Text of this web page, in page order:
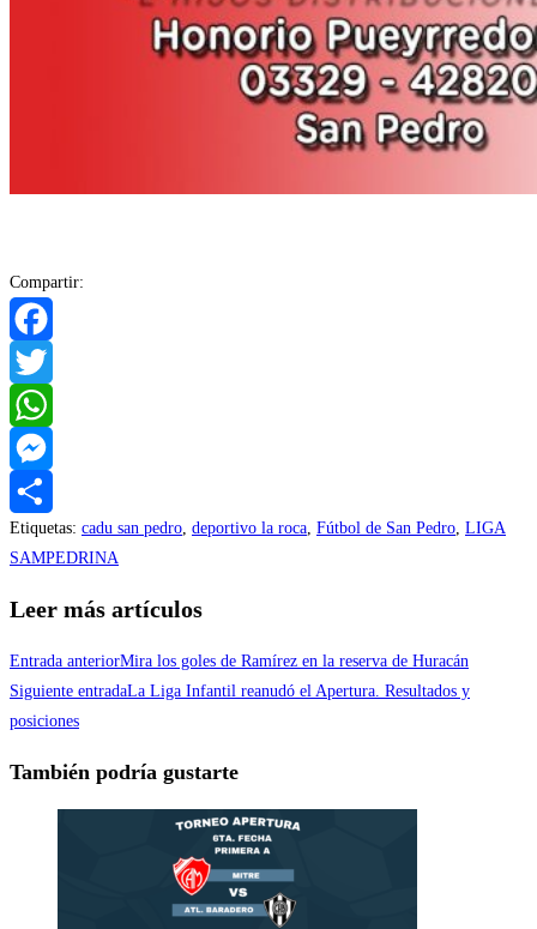
Compartir:
Facebook
Twitter
WhatsApp
Messenger
Compartir
Etiquetas: cadu san pedro deportivo la roca Fútbol de San Pedro LIGA
SAMPEDRINA
Leer más artículos
Entrada anteriorMira los goles de Ramírez en la reserva de Huracán
Siguiente entradaLa Liga Infantil reanudó el Apertura. Resultados y
posiciones
También podría gustarte